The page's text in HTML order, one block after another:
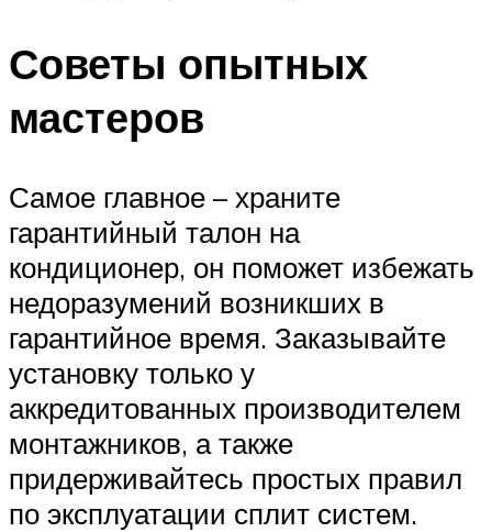
Советы опытных
мастеров
Самое главное – храните
гарантийный талон на
кондиционер, он поможет избежать
недоразумений возникших в
гарантийное время. Заказывайте
установку только у
аккредитованных производителем
монтажников, а также
придерживайтесь простых правил
по эксплуатации сплит систем.